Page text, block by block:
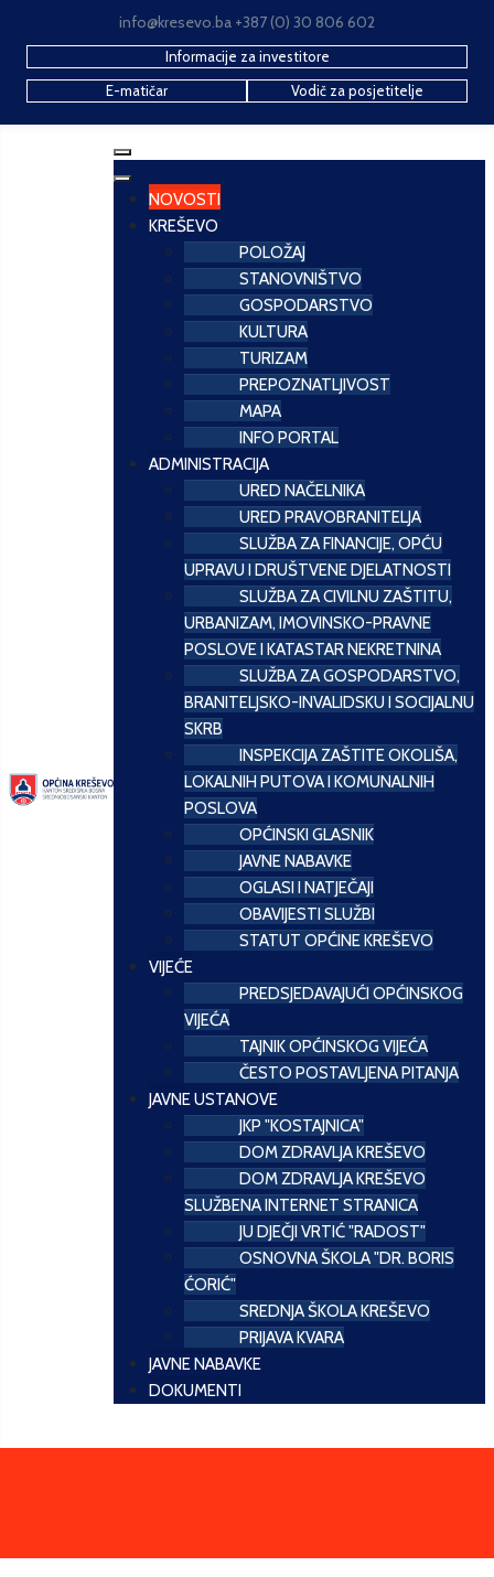
info@kresevo.ba +387 (0) 30 806 602
Informacije za investitore
E-matičar
Vodič za posjetitelje
NOVOSTI
KREŠEVO
POLOŽAJ
STANOVNIŠTVO
GOSPODARSTVO
KULTURA
TURIZAM
PREPOZNATLJIVOST
MAPA
INFO PORTAL
ADMINISTRACIJA
URED NAČELNIKA
URED PRAVOBRANITELJA
SLUŽBA ZA FINANCIJE, OPĆU
UPRAVU I DRUŠTVENE DJELATNOSTI
SLUŽBA ZA CIVILNU ZAŠTITU,
URBANIZAM, IMOVINSKO-PRAVNE
POSLOVE I KATASTAR NEKRETNINA
SLUŽBA ZA GOSPODARSTVO,
BRANITELJSKO-INVALIDSKU I SOCIJALNU
SKRB
INSPEKCIJA ZAŠTITE OKOLIŠA,
LOKALNIH PUTOVA I KOMUNALNIH
POSLOVA
OPĆINSKI GLASNIK
JAVNE NABAVKE
OGLASI I NATJEČAJI
OBAVIJESTI SLUŽBI
STATUT OPĆINE KREŠEVO
VIJEĆE
PREDSJEDAVAJUĆI OPĆINSKOG
VIJEĆA
TAJNIK OPĆINSKOG VIJEĆA
ČESTO POSTAVLJENA PITANJA
JAVNE USTANOVE
JKP "KOSTAJNICA"
DOM ZDRAVLJA KREŠEVO
DOM ZDRAVLJA KREŠEVO
SLUŽBENA INTERNET STRANICA
JU DJEČJI VRTIĆ "RADOST"
OSNOVNA ŠKOLA "DR. BORIS
ĆORIĆ"
SREDNJA ŠKOLA KREŠEVO
PRIJAVA KVARA
JAVNE NABAVKE
DOKUMENTI